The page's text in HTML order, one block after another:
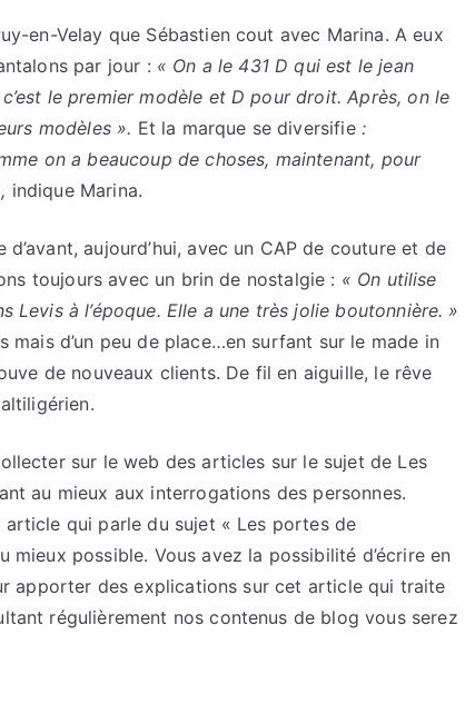
en-Velay que Sébastien cout avec Marina. A eux
par jour : « On a le 431 D qui est le jean
le premier modèle et D pour droit. Après, on le
modèles ». Et la marque se diversifie :
on a beaucoup de choses, maintenant, pour
indique Marina.
aujourd’hui, avec un CAP de couture et de
toujours avec un brin de nostalgie : « On utilise
Levis à l’époque. Elle a une très jolie boutonnière. »
mais d’un peu de place…en surfant sur le made in
de nouveaux clients. De fil en aiguille, le rêve
sur le web des articles sur le sujet de Les
au mieux aux interrogations des personnes.
qui parle du sujet « Les portes de
mieux possible. Vous avez la possibilité d’écrire en
apporter des explications sur cet article qui traite
régulièrement nos contenus de blog vous serez